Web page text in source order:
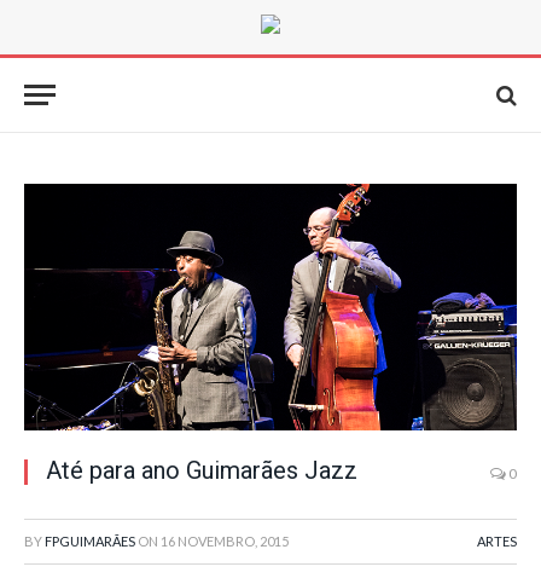
Até para ano Guimarães Jazz 0
BY FPGUIMARÃES ON 16 NOVEMBRO, 2015 ARTES